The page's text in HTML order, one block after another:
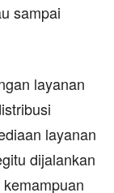
sampai
layanan
layanan
dijalankan